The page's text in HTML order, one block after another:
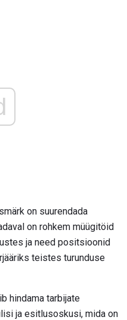
on suurendada
on rohkem müügitöid
ja need positsioonid
teistes turunduse
hindama tarbijate
ja esitlusoskusi, mida on